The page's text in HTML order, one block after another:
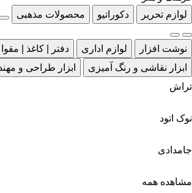
لوازم تحریر
دکوراتیو محصولات مذهبی
نوشت افزار لوازم اداری
دفتر | کاغذ | مقوا
ابزار نقاشی و رنگ آمیزی
ابزار طراحی و
تراش
نوک اتود
جامدادی
مشاهده همه